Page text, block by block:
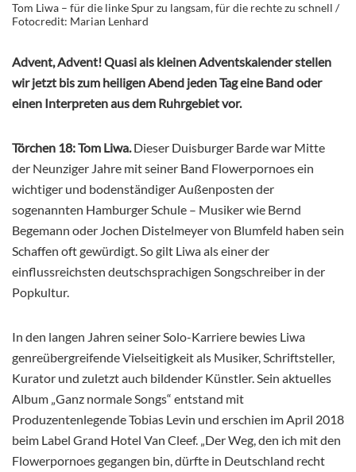
Tom Liwa – für die linke Spur zu langsam, für die rechte zu schnell /
Fotocredit: Marian Lenhard
Advent, Advent! Quasi als kleinen Adventskalender stellen
wir jetzt bis zum heiligen Abend jeden Tag eine Band oder
einen Interpreten aus dem Ruhrgebiet vor.
Törchen 18: Tom Liwa.Dieser Duisburger Barde war Mitte
der Neunziger Jahre mit seiner Band Flowerpornoes ein
wichtiger und bodenständiger Außenposten der
sogenannten Hamburger Schule – Musiker wie Bernd
Begemann oder Jochen Distelmeyer von Blumfeld haben sein
Schaffen oft gewürdigt. So gilt Liwa als einer der
einflussreichsten deutschsprachigen Songschreiber in der
Popkultur.
In den langen Jahren seiner Solo-Karriere bewies Liwa
genreübergreifende Vielseitigkeit als Musiker, Schriftsteller,
Kurator und zuletzt auch bildender Künstler. Sein aktuelles
Album „Ganz normale Songs“ entstand mit
Produzentenlegende Tobias Levin und erschien im April 2018
beim Label Grand Hotel Van Cleef. „Der Weg, den ich mit den
Flowerpornoes gegangen bin, dürfte in Deutschland recht